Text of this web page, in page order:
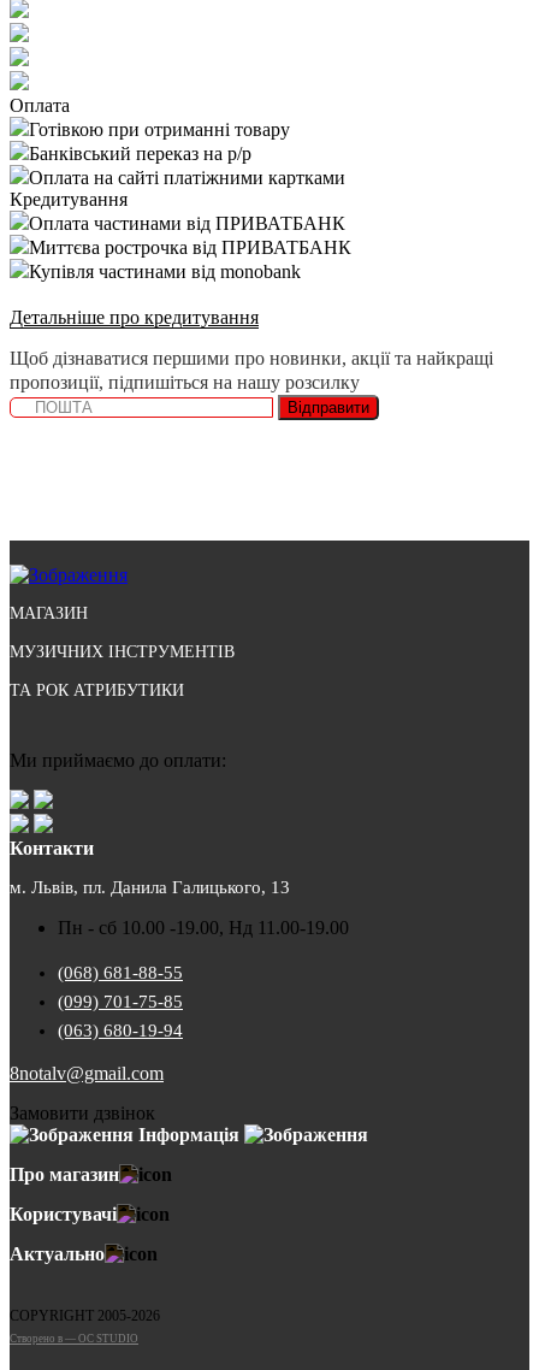
Оплата
Готівкою при отриманні товару
Банківський переказ на р/р
Оплата на сайті платіжними картками
Кредитування
Оплата частинами від ПРИВАТБАНК
Миттєва рострочка від ПРИВАТБАНК
Купівля частинами від monobank
Детальніше про кредитування
Щоб дізнаватися першими про новинки, акції та найкращі
пропозиції, підпишіться на нашу розсилку
Відправити
МАГАЗИН
МУЗИЧНИХ ІНСТРУМЕНТІВ
ТА РОК АТРИБУТИКИ
Ми приймаємо до оплати:
Контакти
м. Львів, пл. Данила Галицького, 13
Пн - сб 10.00 -19.00, Нд 11.00-19.00
(068) 681-88-55
(099) 701-75-85
(063) 680-19-94
8notalv@gmail.com
Замовити дзвінок
Інформація
Про магазин
Користувачі
Актуально
COPYRIGHT 2005-2026
Cтворено в — OC STUDIO